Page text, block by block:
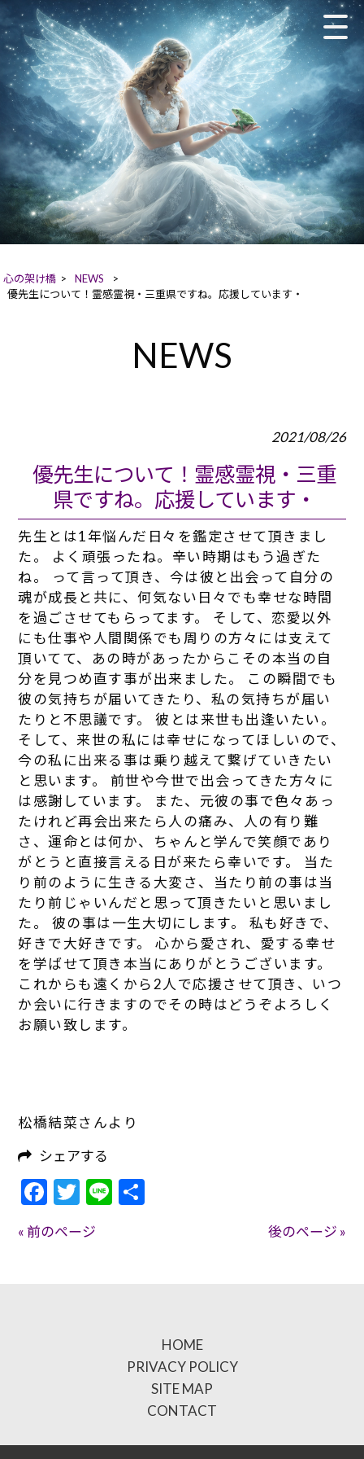
心の架け橋 > NEWS
>
優先生について！霊感霊視・三重県ですね。応援しています・
NEWS
2021/08/26
優先生について！霊感霊視・三重
県ですね。応援しています・
先生とは1年悩んだ日々を鑑定させて頂きまし
た。 よく頑張ったね。辛い時期はもう過ぎた
ね。 って言って頂き、今は彼と出会って自分の
魂が成長と共に、何気ない日々でも幸せな時間
を過ごさせてもらってます。 そして、恋愛以外
にも仕事や人間関係でも周りの方々には支えて
頂いてて、あの時があったからこその本当の自
分を見つめ直す事が出来ました。 この瞬間でも
彼の気持ちが届いてきたり、私の気持ちが届い
たりと不思議です。 彼とは来世も出逢いたい。
そして、来世の私には幸せになってほしいので、
今の私に出来る事は乗り越えて繋げていきたい
と思います。 前世や今世で出会ってきた方々に
は感謝しています。 また、元彼の事で色々あっ
たけれど再会出来たら人の痛み、人の有り難
さ、運命とは何か、ちゃんと学んで笑顔であり
がとうと直接言える日が来たら幸いです。 当た
り前のように生きる大変さ、当たり前の事は当
たり前じゃいんだと思って頂きたいと思いまし
た。 彼の事は一生大切にします。 私も好きで、
好きで大好きです。 心から愛され、愛する幸せ
を学ばせて頂き本当にありがとうございます。
これからも遠くから2人で応援させて頂き、いつ
か会いに行きますのでその時はどうぞよろしく
お願い致します。
松橋結菜さんより
シェアする
Facebook
Twitter
Line
« 前のページ 後のページ »
HOME
PRIVACY POLICY
SITE MAP
CONTACT